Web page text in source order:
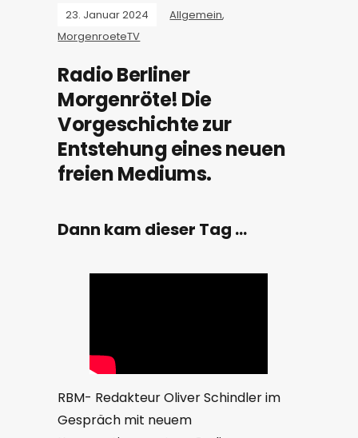
23. Januar 2024 Allgemein,
MorgenroeteTV
Radio Berliner
Morgenröte! Die
Vorgeschichte zur
Entstehung eines neuen
freien Mediums.
Dann kam dieser Tag …
RBM- Redakteur Oliver Schindler im
Gespräch mit neuem